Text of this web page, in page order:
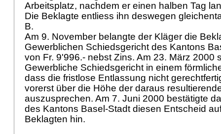
Arbeitsplatz, nachdem er einen halben Tag
Die Beklagte entliess ihn deswegen
B.
Am 9. November belangte der Kläger die
Gewerblichen Schiedsgericht des Kantons
von Fr. 9'996.- nebst Zins. Am 23. März 2000
Gewerbliche Schiedsgericht in einem
dass die fristlose Entlassung nicht
vorerst über die Höhe der daraus
auszusprechen. Am 7. Juni 2000 bestätigte
des Kantons Basel-Stadt diesen Entscheid
Beklagten hin.